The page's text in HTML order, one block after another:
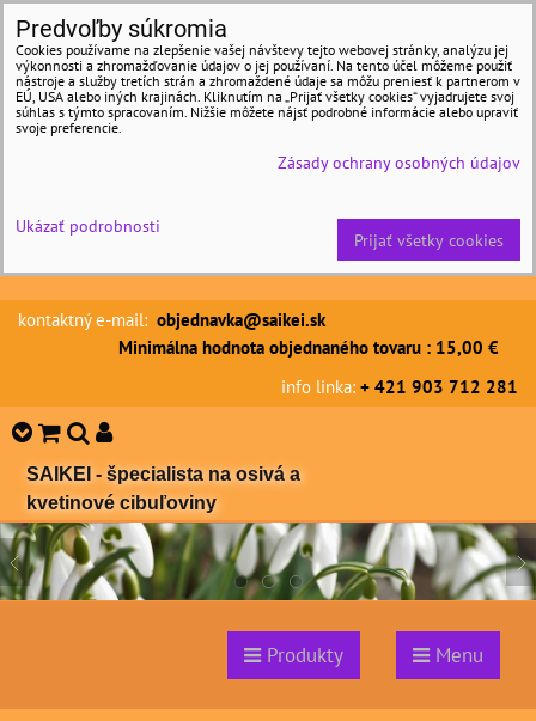
kontaktný e-mail: objednavka@saikei.sk
Minimálna hodnota objednaného tovaru : 15,00 €
info linka: + 421 903 712 281
SAIKEI - špecialista na osivá a
kvetinové cibuľoviny
Produkty Menu
Predvoľby súkromia
Cookies používame na zlepšenie vašej návštevy tejto webovej stránky, analýzu jej
výkonnosti a zhromažďovanie údajov o jej používaní. Na tento účel môžeme použiť
nástroje a služby tretích strán a zhromaždené údaje sa môžu preniesť k partnerom v
EÚ, USA alebo iných krajinách. Kliknutím na „Prijať všetky cookies“ vyjadrujete svoj
súhlas s týmto spracovaním. Nižšie môžete nájsť podrobné informácie alebo upraviť
svoje preferencie.
Zásady ochrany osobných údajov
Ukázať podrobnosti
Prijať všetky cookies